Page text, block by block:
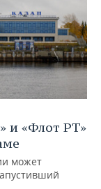
и «Флот РТ»
может